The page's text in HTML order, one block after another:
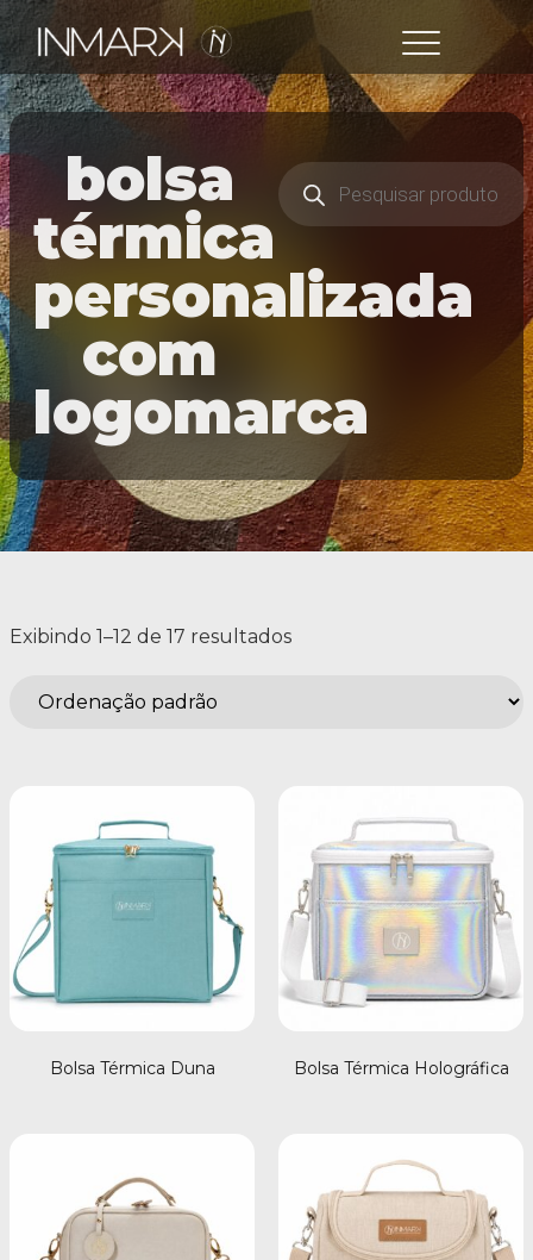
bolsa
térmica
personalizada
com
logomarca
Exibindo 1–12 de 17 resultados
Bolsa Térmica Duna Bolsa Térmica Holográfica